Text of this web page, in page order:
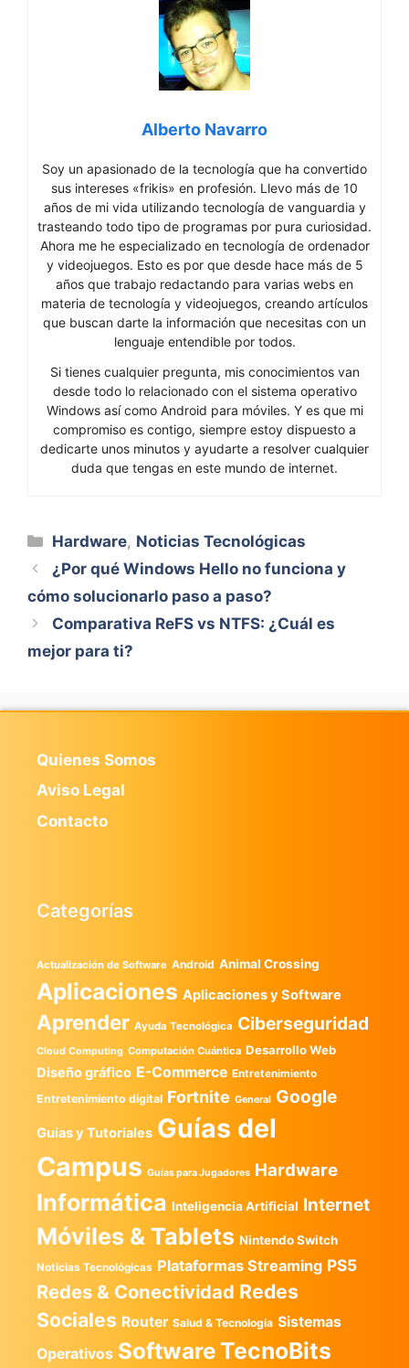
Alberto Navarro
Soy un apasionado de la tecnología que ha convertido
sus intereses «frikis» en profesión. Llevo más de 10
años de mi vida utilizando tecnología de vanguardia y
trasteando todo tipo de programas por pura curiosidad.
Ahora me he especializado en tecnología de ordenador
y videojuegos. Esto es por que desde hace más de 5
años que trabajo redactando para varias webs en
materia de tecnología y videojuegos, creando artículos
que buscan darte la información que necesitas con un
lenguaje entendible por todos.
Si tienes cualquier pregunta, mis conocimientos van
desde todo lo relacionado con el sistema operativo
Windows así como Android para móviles. Y es que mi
compromiso es contigo, siempre estoy dispuesto a
dedicarte unos minutos y ayudarte a resolver cualquier
duda que tengas en este mundo de internet.
Categorías
Hardware, Noticias Tecnológicas
¿Por qué Windows Hello no funciona y
cómo solucionarlo paso a paso?
Comparativa ReFS vs NTFS: ¿Cuál es
mejor para ti?
Quienes Somos
Aviso Legal
Contacto
Categorías
Actualización de Software Android Animal Crossing
Aplicaciones Aplicaciones y Software
Aprender Ayuda Tecnológica Ciberseguridad
Cloud Computing Computación Cuántica Desarrollo Web
Diseño gráfico E-Commerce Entretenimiento
Entretenimiento digital Fortnite General Google
Guias y Tutoriales Guías del
Campus Guías para Jugadores Hardware
Informática Inteligencia Artificial Internet
Móviles & Tablets Nintendo Switch
Noticias Tecnológicas Plataformas Streaming PS5
Redes & Conectividad Redes
Sociales Router Salud & Tecnología Sistemas
Operativos SoftwareTecnoBits